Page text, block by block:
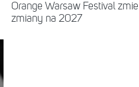
Orange Warsaw Festival
zmiany na 2027